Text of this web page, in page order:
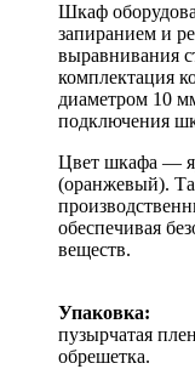
Шкаф
запиранием и
выравнивания
комплектация
диаметром 10
подключения
Цвет шкафа —
(оранжевый).
обеспечивая
веществ.
Упаковка:
пузырчатая
обрешетка.